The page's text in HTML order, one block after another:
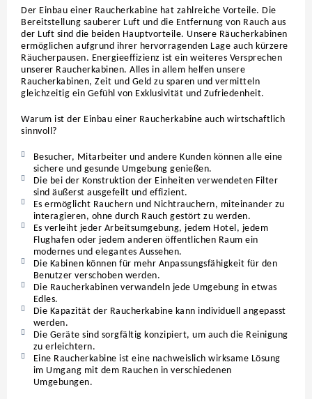
Der Einbau einer Raucherkabine hat zahlreiche Vorteile. Die
Bereitstellung sauberer Luft und die Entfernung von Rauch aus
der Luft sind die beiden Hauptvorteile. Unsere Räucherkabinen
ermöglichen aufgrund ihrer hervorragenden Lage auch kürzere
Räucherpausen. Energieeffizienz ist ein weiteres Versprechen
unserer Raucherkabinen. Alles in allem helfen unsere
Raucherkabinen, Zeit und Geld zu sparen und vermitteln
gleichzeitig ein Gefühl von Exklusivität und Zufriedenheit.
Warum ist der Einbau einer Raucherkabine auch wirtschaftlich
sinnvoll?
Besucher, Mitarbeiter und andere Kunden können alle eine
sichere und gesunde Umgebung genießen.
Die bei der Konstruktion der Einheiten verwendeten Filter
sind äußerst ausgefeilt und effizient.
Es ermöglicht Rauchern und Nichtrauchern, miteinander zu
interagieren, ohne durch Rauch gestört zu werden.
Es verleiht jeder Arbeitsumgebung, jedem Hotel, jedem
Flughafen oder jedem anderen öffentlichen Raum ein
modernes und elegantes Aussehen.
Die Kabinen können für mehr Anpassungsfähigkeit für den
Benutzer verschoben werden.
Die Raucherkabinen verwandeln jede Umgebung in etwas
Edles.
Die Kapazität der Raucherkabine kann individuell angepasst
werden.
Die Geräte sind sorgfältig konzipiert, um auch die Reinigung
zu erleichtern.
Eine Raucherkabine ist eine nachweislich wirksame Lösung
im Umgang mit dem Rauchen in verschiedenen
Umgebungen.